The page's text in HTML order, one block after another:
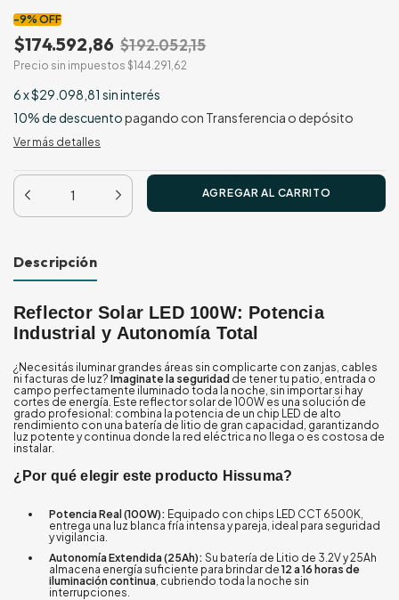
-9% OFF
$174.592,86 $192.052,15
Precio sin impuestos $144.291,62
6x$29.098,81 sin interés
10% de descuentopagando con Transferencia o depósito
Ver más detalles
Descripción
Reflector Solar LED 100W: Potencia
Industrial y Autonomía Total
¿Necesitás iluminar grandes áreas sin complicarte con zanjas, cables
ni facturas de luz? Imaginate la seguridad de tener tu patio, entrada o
campo perfectamente iluminado toda la noche, sin importar si hay
cortes de energía. Este reflector solar de 100W es una solución de
grado profesional: combina la potencia de un chip LED de alto
rendimiento con una batería de litio de gran capacidad, garantizando
luz potente y continua donde la red eléctrica no llega o es costosa de
instalar.
¿Por qué elegir este producto Hissuma?
Potencia Real (100W): Equipado con chips LED CCT 6500K,
entrega una luz blanca fría intensa y pareja, ideal para seguridad
y vigilancia.
Autonomía Extendida (25Ah): Su batería de Litio de 3.2V y 25Ah
almacena energía suficiente para brindar de 12 a 16 horas de
iluminación continua , cubriendo toda la noche sin
interrupciones.